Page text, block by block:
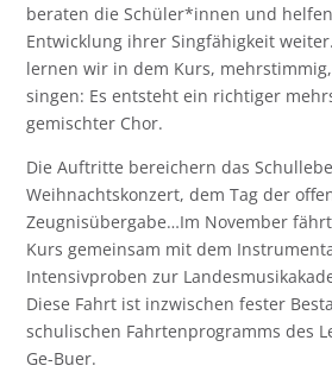
beraten die Schüler*innen und
Entwicklung ihrer Singfähigkeit
lernen wir in dem Kurs,
singen: Es entsteht ein richtiger
gemischter Chor.
Die Auftritte bereichern das
Weihnachtskonzert, dem Tag der
Zeugnisübergabe…Im November
Kurs gemeinsam mit dem
Intensivproben zur
Diese Fahrt ist inzwischen fester
schulischen Fahrtenprogramms des
Ge-Buer.